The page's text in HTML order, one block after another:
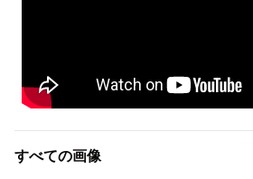
すべての画像